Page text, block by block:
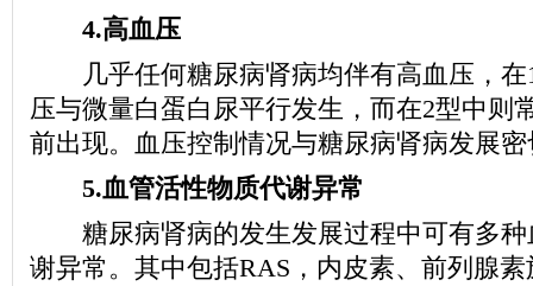
4.高血压
几乎任何糖尿病肾病均伴有高血压，在
压与微量白蛋白尿平行发生，而在2型中则
前出现。血压控制情况与糖尿病肾病发展
5.血管活性物质代谢异常
糖尿病肾病的发生发展过程中可有多种
谢异常。其中包括RAS，内皮素、前列腺